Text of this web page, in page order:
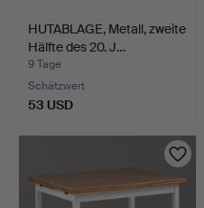
HUTABLAGE, Metall, zweite
Hälfte des 20. J…
9 Tage
Schätzwert
53 USD